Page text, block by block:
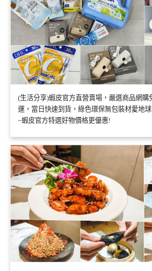
(生活分享)蝦皮官方直營賣場，嚴選商品網購
運，當日快速到貨，綠色環保無包裝材愛地
~蝦皮官方特選好物價格更優惠!